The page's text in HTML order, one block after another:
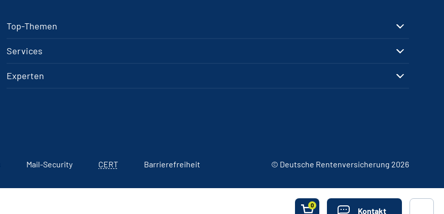
0
Kontakt
Top-Themen
Services
Experten
Mail-Security CERT Barrierefreiheit © Deutsche Rentenversicherung 2026